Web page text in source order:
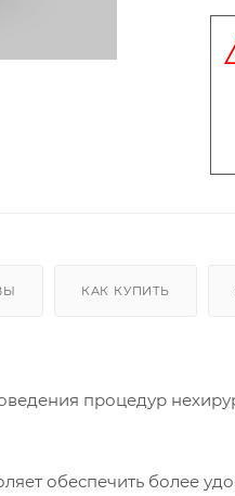
КАК КУПИТЬ
процедур
обеспечить более